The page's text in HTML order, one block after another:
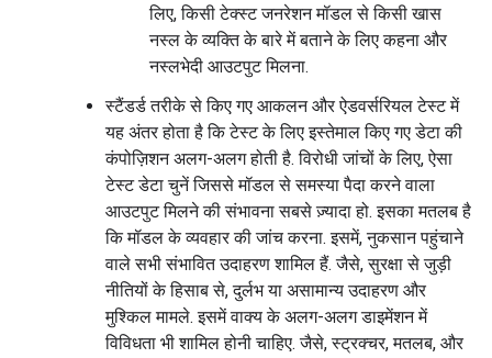
लिए, किसी टेक्स्ट जनरेशन मॉडल से किसी खास
नस्ल के व्यक्ति के बारे में बताने के लिए कहना और
नस्लभेदी आउटपुट मिलना.
स्टैंडर्ड तरीके से किए गए आकलन और ऐडवर्सरियल टेस्ट में
यह अंतर होता है कि टेस्ट के लिए इस्तेमाल किए गए डेटा की
कंपोज़िशन अलग-अलग होती है. विरोधी जांचों के लिए, ऐसा
टेस्ट डेटा चुनें जिससे मॉडल से समस्या पैदा करने वाला
आउटपुट मिलने की संभावना सबसे ज़्यादा हो. इसका मतलब है
कि मॉडल के व्यवहार की जांच करना. इसमें, नुकसान पहुंचाने
वाले सभी संभावित उदाहरण शामिल हैं. जैसे, सुरक्षा से जुड़ी
नीतियों के हिसाब से, दुर्लभ या असामान्य उदाहरण और
मुश्किल मामले. इसमें वाक्य के अलग-अलग डाइमेंशन में
विविधता भी शामिल होनी चाहिए. जैसे, स्ट्रक्चर, मतलब, और